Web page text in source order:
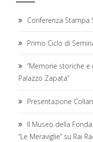
Conferenza Stampa
Primo Ciclo di
“Memorie storiche
Palazzo Zapata”
Presentazione
Il Museo della
“Le Meraviglie” su Rai